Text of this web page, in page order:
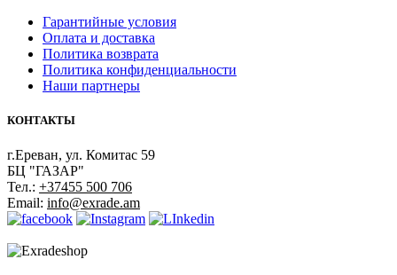
Гарантийные условия
Оплата и доставка
Политика возврата
Политика конфиденциальности
Наши партнеры
КОНТАКТЫ
г.Ереван, ул. Комитас 59
БЦ "ГАЗАР"
Тел.: +37455 500 706
Email: info@exrade.am